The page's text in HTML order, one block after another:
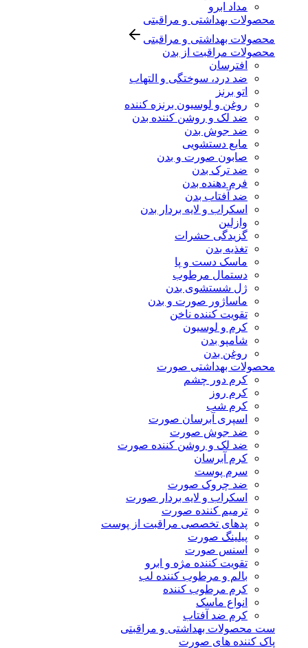
مداد ابرو
محصولات بهداشتی و مراقبتی
محصولات بهداشتی و مراقبتی
محصولات مراقبت از بدن
افترسان
ضد درد، سوختگی و التهاب
اتو برنز
روغن و لوسیون برنزه کننده
ضد لک و روشن کننده بدن
ضد جوش بدن
مایع دستشویی
صابون صورت و بدن
ضد ترک بدن
فرم دهنده بدن
ضد آفتاب بدن
اسکراب و لایه بردار بدن
وازلین
گزیدگی حشرات
تغذیه بدن
ماسک دست و پا
دستمال مرطوب
ژل شستشوی بدن
ماساژور صورت و بدن
تقویت کننده ناخن
کرم و لوسیون
شامپو بدن
روغن بدن
محصولات بهداشتی صورت
کرم دور چشم
کرم روز
کرم شب
اسپری آبرسان صورت
ضد جوش صورت
ضد لک و روشن کننده صورت
کرم آبرسان
سرم پوست
ضد چروک صورت
اسکراب و لایه بردار صورت
ترمیم کننده صورت
پدهای تخصصی مراقبت از پوست
پیلینگ صورت
اسنس صورت
تقویت کننده مژه و ابرو
بالم و مرطوب کننده لب
کرم مرطوب کننده
انواع ماسک
کرم ضد آفتاب
ست محصولات بهداشتی و مراقبتی
پاک کننده های صورت